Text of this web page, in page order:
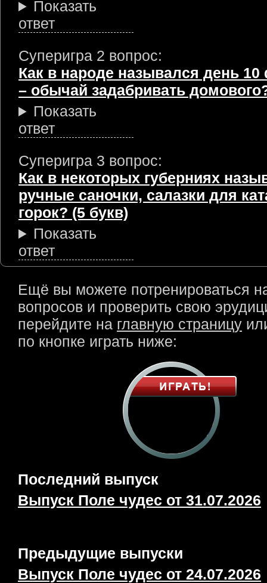
Показать
ответ
Суперигра 2 вопрос:
Как в народе назывался день
– обычай задабривать
Показать
ответ
Суперигра 3 вопрос:
Как в некоторых губерниях
ручные саночки, салазки для
горок? (5 букв)
Показать
ответ
Ещё вы можете потренироваться
вопросов и проверить свою
перейдите на главную страницу
по кнопке играть ниже:
Последний выпуск
Выпуск Поле чудес от 31.07.2026
Предыдущие выпуски
Выпуск Поле чудес от 24.07.2026